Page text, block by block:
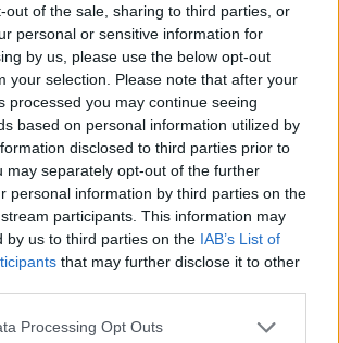
out of the sale, sharing to third parties, or
personal or sensitive information for
by us, please use the below opt-out
your selection. Please note that after your
processed you may continue seeing
based on personal information utilized by
disclosed to third parties prior to
may separately opt-out of the further
personal information by third parties on the
participants. This information may
by us to third parties on the IAB’s List of
that may further disclose it to other
website/app uses one or more Google
Processing Opt Outs
A készletek 160 első-, 200
harmadosztályú utas számára
a 11 600 tonna áruval együtt a hajó
is szállíthat. Ehhez képest a hajó
igen alacsony, ráadásul kis
és kazánházi személyzetet igényel
költségei is kifejezetten
és a bevételtermelő
igazgatóinak
a jellemzően egybehangzó